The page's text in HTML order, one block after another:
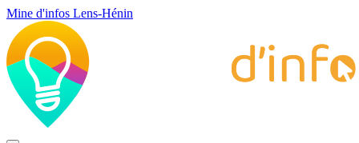
Mine d'infos Lens-Hénin